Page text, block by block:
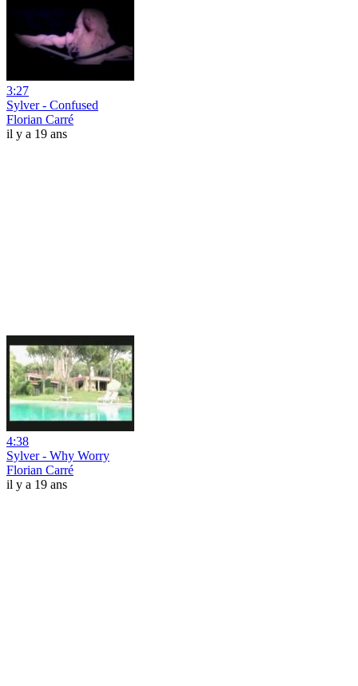
3:27
Sylver - Confused
Florian Carré
il y a 19 ans
4:38
Sylver - Why Worry
Florian Carré
il y a 19 ans